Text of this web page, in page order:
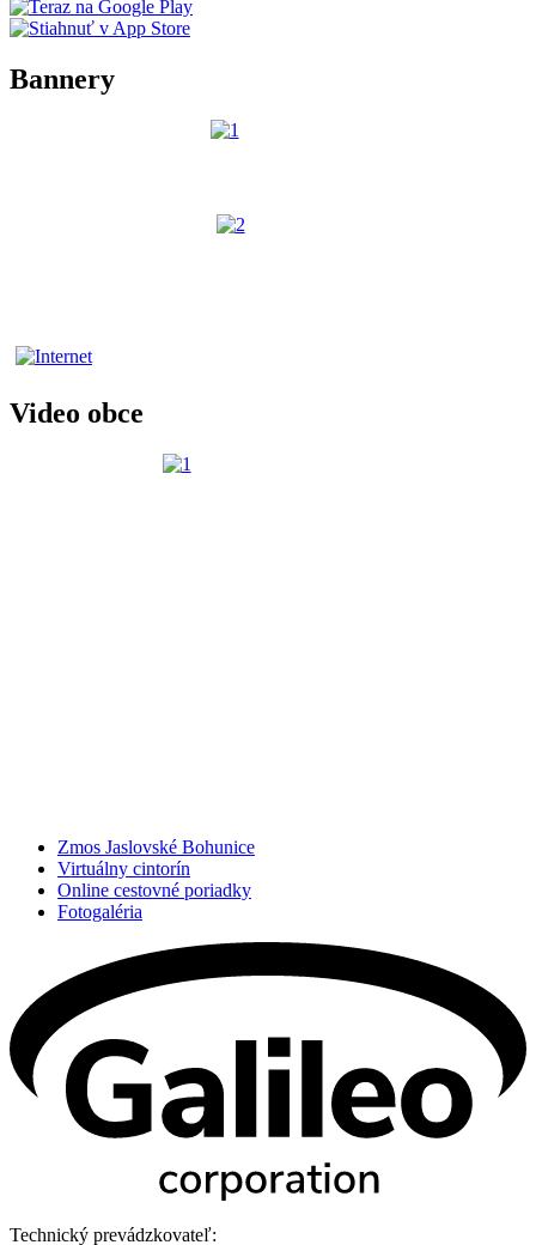
Bannery
Video obce
Zmos Jaslovské Bohunice
Virtuálny cintorín
Online cestovné poriadky
Fotogaléria
Technický prevádzkovateľ: